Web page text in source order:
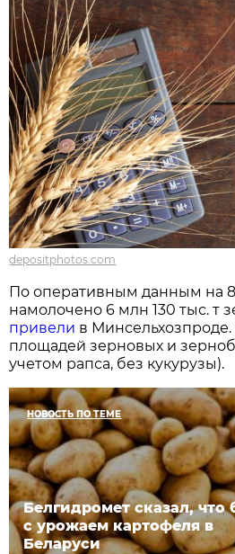
depositphotos.com
По оперативным данным на 8
намолочено 6 млн 130 тыс. т
привели в
площадей зерновых и
учетом рапса, без кукурузы).
НОВОСТЬ ПО ТЕМЕ
Белгидромет сказал, что
с урожаем картофеля в
Беларуси